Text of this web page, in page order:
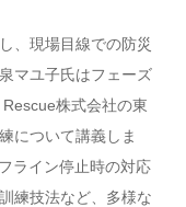
、現場目線での防災
マユ子氏はフェーズ
株式会社の東
について講義しま
ライン停止時の対応
練技法など、多様な